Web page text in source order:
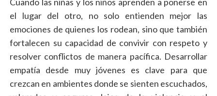
el lugar del otro, no solo entienden mejor las
emociones de quienes los rodean, sino que también
fortalecen su capacidad de convivir con respeto y
resolver conflictos de manera pacífica. Desarrollar
empatía desde muy jóvenes es clave para que
crezcan en ambientes donde se sienten escuchados,